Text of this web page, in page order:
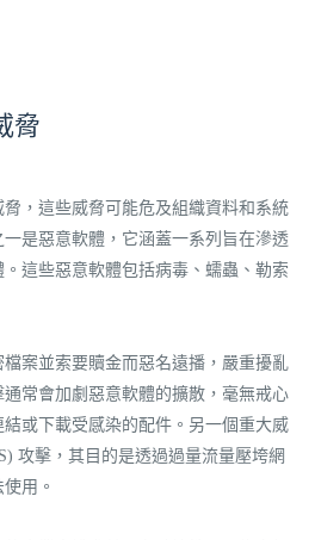
脅
，這些威脅可能危及組織資料和系統
是惡意軟體，它涵蓋一系列旨在滲透
這些惡意軟體包括病毒、蠕蟲、勒索
案並索要贖金而惡名遠播，嚴重擾亂
通常會加劇惡意軟體的擴散，毫無戒心
或下載受感染的配件。另一個重大威
攻擊，其目的是透過過量流量壓垮網
用。